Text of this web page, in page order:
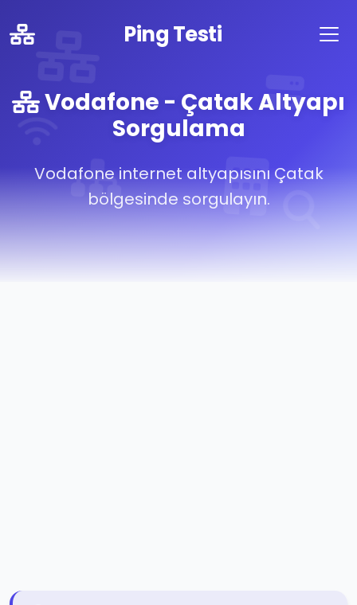
Ping Testi
Vodafone - Çatak Altyapı
Sorgulama
Vodafone internet altyapısını Çatak
bölgesinde sorgulayın.